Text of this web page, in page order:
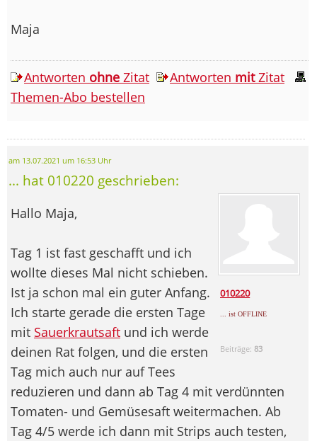
Maja
Antworten ohne Zitat Antworten mitZitat
Themen-Abo bestellen
am 13.07.2021 um 16:53 Uhr
... hat 010220 geschrieben:
010220
... ist OFFLINE
Beiträge:83
Hallo Maja,
Tag 1 ist fast geschafft und ich
wollte dieses Mal nicht schieben.
Ist ja schon mal ein guter Anfang.
Ich starte gerade die ersten Tage
mit Sauerkrautsaft und ich werde
deinen Rat folgen, und die ersten
Tag mich auch nur auf Tees
reduzieren und dann ab Tag 4 mit verdünnten
Tomaten- und Gemüsesaft weitermachen. Ab
Tag 4/5 werde ich dann mit Strips auch testen,